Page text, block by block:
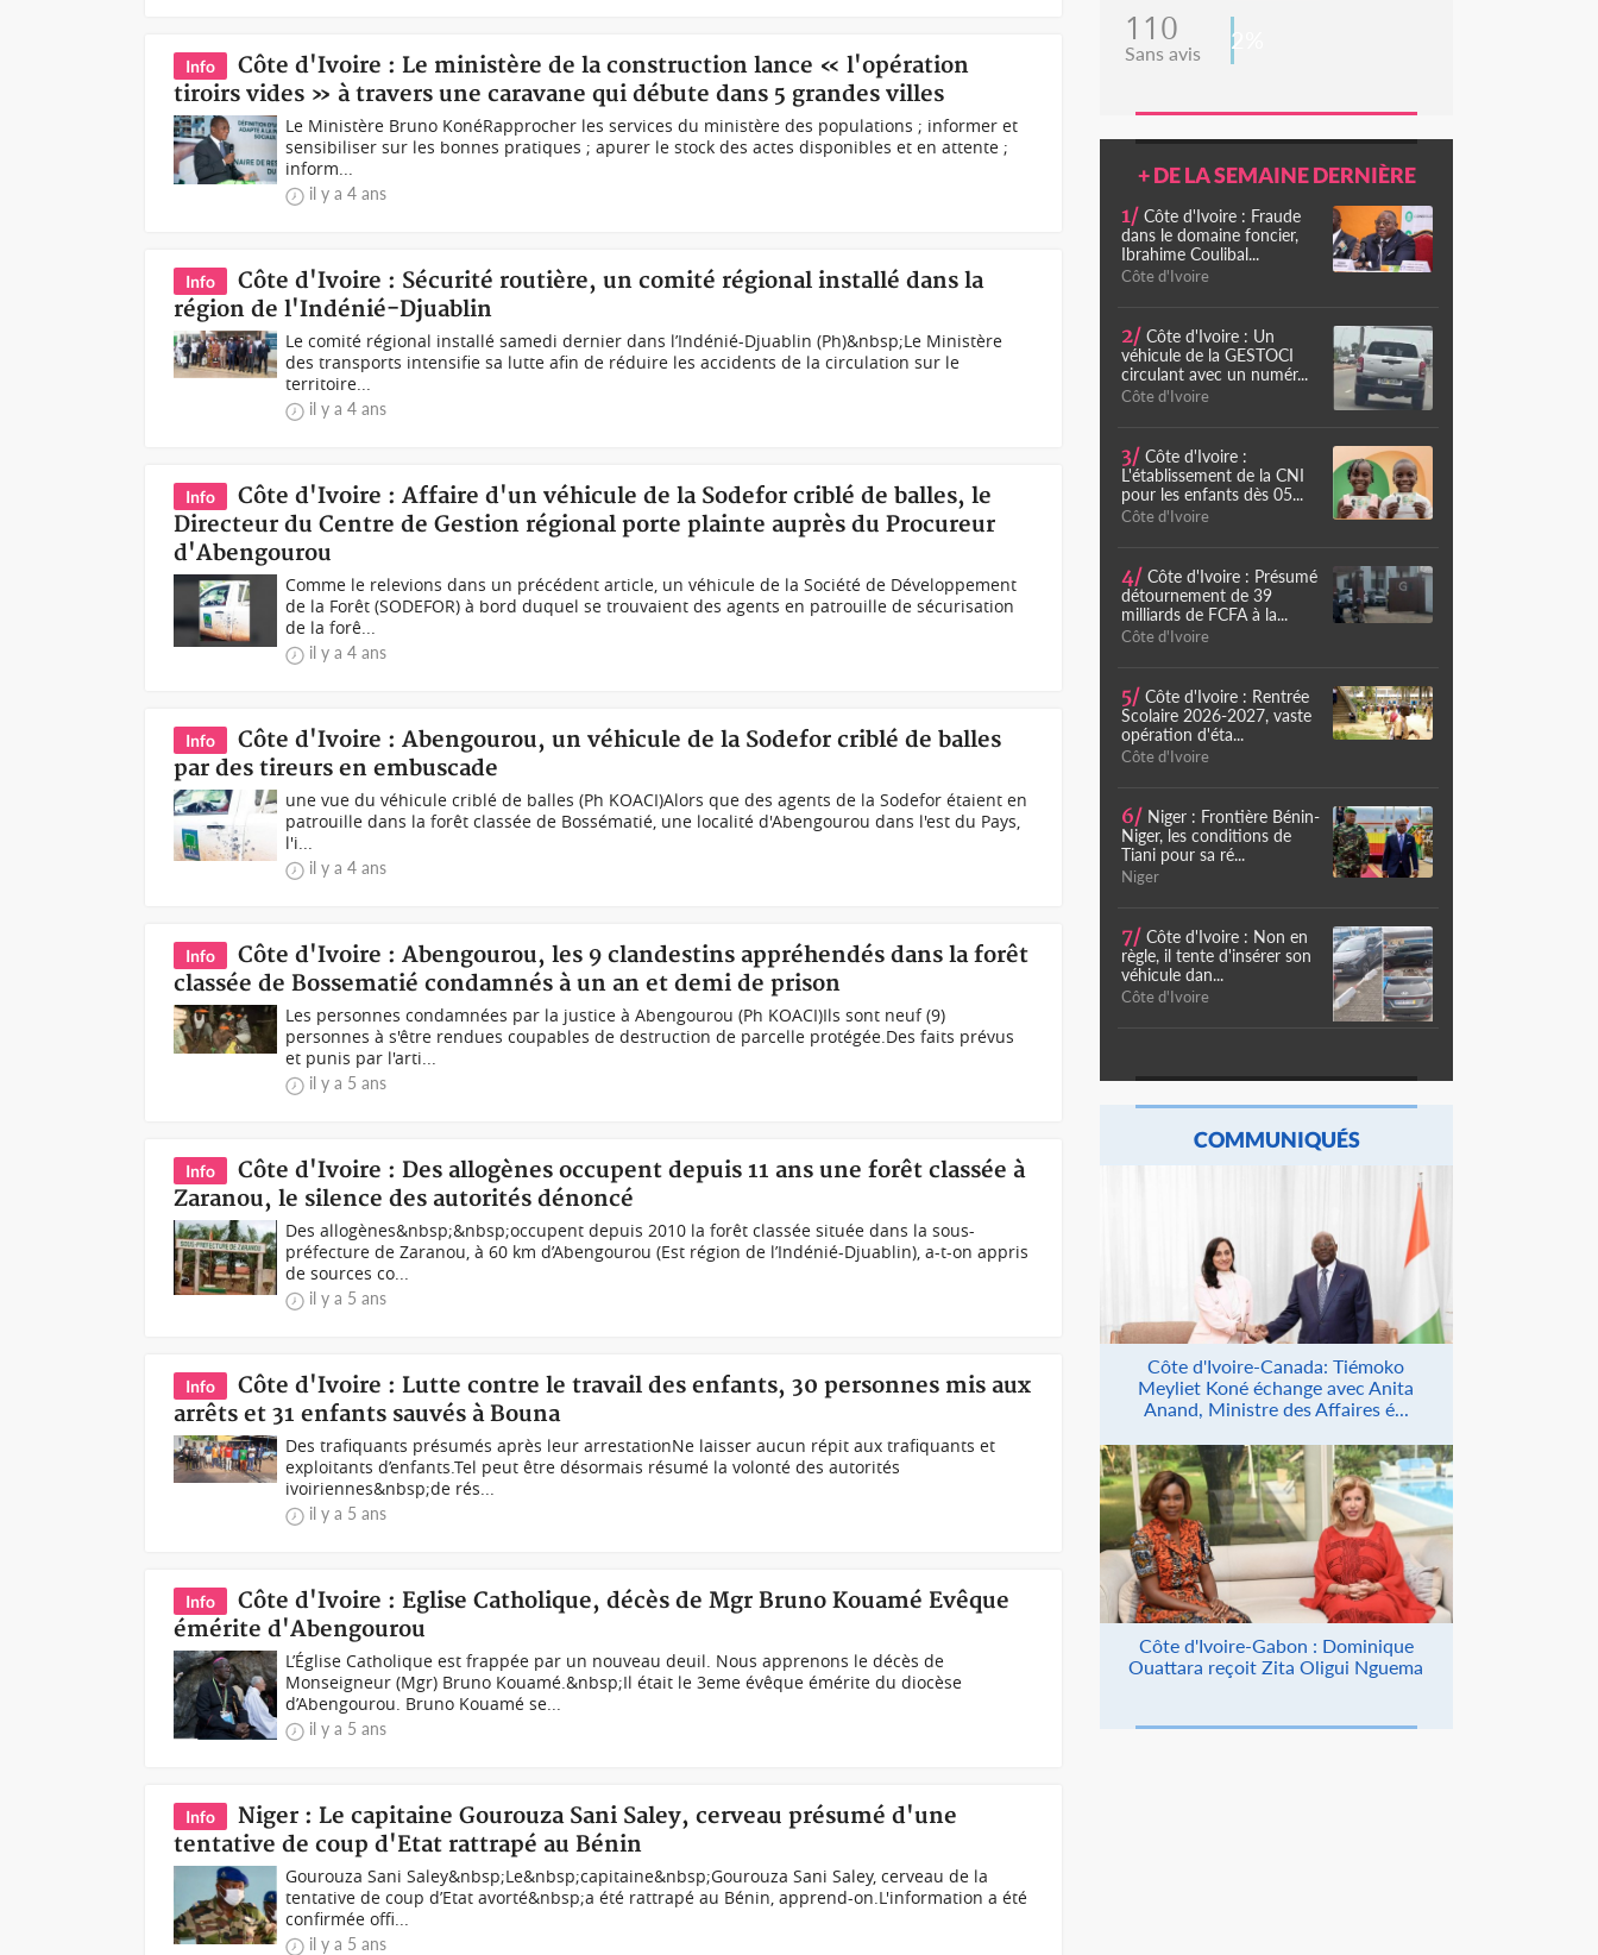
Info
Côte d'Ivoire : Le ministère de la construction lance « l'opération
tiroirs vides » à travers une caravane qui débute dans 5 grandes villes
Le Ministère Bruno KonéRapprocher les services du ministère des populations ; informer et
sensibiliser sur les bonnes pratiques ; apurer le stock des actes disponibles et en attente ;
inform...
il y a 4 ans
Info
Côte d'Ivoire : Sécurité routière, un comité régional installé dans la
région de l'Indénié-Djuablin
Le comité régional installé samedi dernier dans l’Indénié-Djuablin (Ph)&nbsp;Le Ministère
des transports intensifie sa lutte afin de réduire les accidents de la circulation sur le
territoire...
il y a 4 ans
Info
Côte d'Ivoire : Affaire d'un véhicule de la Sodefor criblé de balles, le
Directeur du Centre de Gestion régional porte plainte auprès du Procureur
d'Abengourou
Comme le relevions dans un précédent article, un véhicule de la Société de Développement
de la Forêt (SODEFOR) à bord duquel se trouvaient des agents en patrouille de sécurisation
de la forê...
il y a 4 ans
Info
Côte d'Ivoire : Abengourou, un véhicule de la Sodefor criblé de balles
par des tireurs en embuscade
une vue du véhicule criblé de balles (Ph KOACI)Alors que des agents de la Sodefor étaient en
patrouille dans la forêt classée de Bossématié, une localité d'Abengourou dans l'est du Pays,
l'i...
il y a 4 ans
Info
Côte d'Ivoire : Abengourou, les 9 clandestins appréhendés dans la forêt
classée de Bossematié condamnés à un an et demi de prison
Les personnes condamnées par la justice à Abengourou (Ph KOACI)Ils sont neuf (9)
personnes à s'être rendues coupables de destruction de parcelle protégée.Des faits prévus
et punis par l'arti...
il y a 5 ans
Info
Côte d'Ivoire : Des allogènes occupent depuis 11 ans une forêt classée à
Zaranou, le silence des autorités dénoncé
Des allogènes&nbsp;&nbsp;occupent depuis 2010 la forêt classée située dans la sous-
préfecture de Zaranou, à 60 km d’Abengourou (Est région de l’Indénié-Djuablin), a-t-on appris
de sources co...
il y a 5 ans
Info
Côte d'Ivoire : Lutte contre le travail des enfants, 30 personnes mis aux
arrêts et 31 enfants sauvés à Bouna
Des trafiquants présumés après leur arrestationNe laisser aucun répit aux trafiquants et
exploitants d’enfants.Tel peut être désormais résumé la volonté des autorités
ivoiriennes&nbsp;de rés...
il y a 5 ans
Info
Côte d'Ivoire : Eglise Catholique, décès de Mgr Bruno Kouamé Evêque
émérite d'Abengourou
L’Église Catholique est frappée par un nouveau deuil. Nous apprenons le décès de
Monseigneur (Mgr) Bruno Kouamé.&nbsp;Il était le 3eme évêque émérite du diocèse
d’Abengourou. Bruno Kouamé se...
il y a 5 ans
Info
Niger : Le capitaine Gourouza Sani Saley, cerveau présumé d'une
tentative de coup d'Etat rattrapé au Bénin
Gourouza Sani Saley&nbsp;Le&nbsp;capitaine&nbsp;Gourouza Sani Saley, cerveau de la
tentative de coup d’Etat avorté&nbsp;a été rattrapé au Bénin, apprend-on.L'information a été
confirmée offi...
il y a 5 ans
110
Sans avis 2%
+ DE LA SEMAINE DERNIÈRE
1/ Côte d'Ivoire : Fraude
dans le domaine foncier,
Ibrahime Coulibal...
Côte d'Ivoire
2/ Côte d'Ivoire : Un
véhicule de la GESTOCI
circulant avec un numér...
Côte d'Ivoire
3/ Côte d'Ivoire :
L'établissement de la CNI
pour les enfants dès 05...
Côte d'Ivoire
4/ Côte d'Ivoire : Présumé
détournement de 39
milliards de FCFA à la...
Côte d'Ivoire
5/ Côte d'Ivoire : Rentrée
Scolaire 2026-2027, vaste
opération d'éta...
Côte d'Ivoire
6/ Niger : Frontière Bénin-
Niger, les conditions de
Tiani pour sa ré...
Niger
7/ Côte d'Ivoire : Non en
règle, il tente d'insérer son
véhicule dan...
Côte d'Ivoire
COMMUNIQUÉS
Côte d'Ivoire-Canada: Tiémoko
Meyliet Koné échange avec Anita
Anand, Ministre des Affaires é...
Côte d'Ivoire-Gabon : Dominique
Ouattara reçoit Zita Oligui Nguema